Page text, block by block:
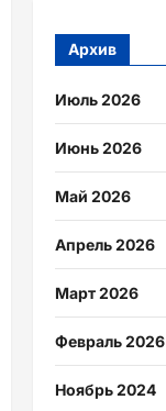
Архив
Июль 2026
Июнь 2026
Май 2026
Апрель 2026
Март 2026
Февраль 2026
Ноябрь 2024